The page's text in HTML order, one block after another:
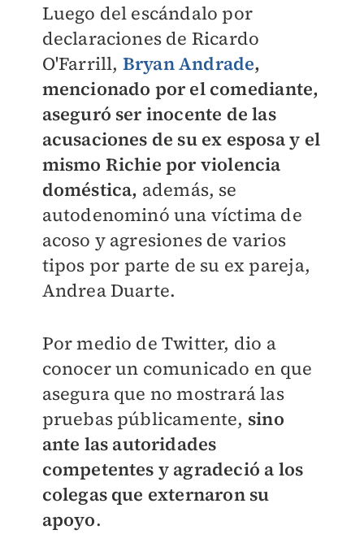
Luego del escándalo por
declaraciones de Ricardo
O'Farrill, Bryan Andrade,
mencionado por el comediante,
aseguró ser inocente de las
acusaciones de su ex esposa y el
mismo Richie por violencia
doméstica, además, se
autodenominó una víctima de
acoso y agresiones de varios
tipos por parte de su ex pareja,
Andrea Duarte.
Por medio de Twitter, dio a
conocer un comunicado en que
asegura que no mostrará las
pruebas públicamente, sino
ante las autoridades
competentes y agradeció a los
colegas que externaron su
apoyo.